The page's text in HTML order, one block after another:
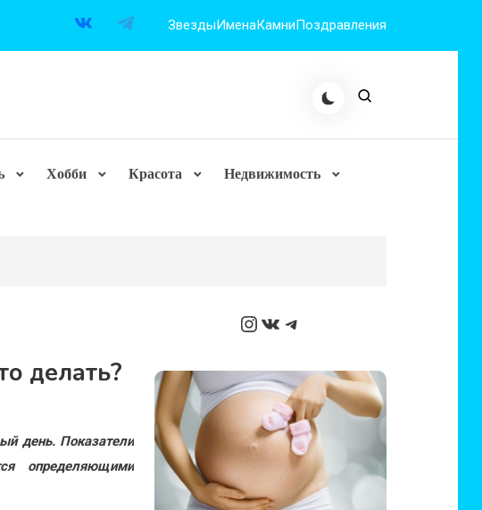
ЗвездыИменаКамниПоздравления
Хобби Красота Недвижимость
делать?
день. Показатели
определяющими
Instagram
ВКонтакте
Telegram